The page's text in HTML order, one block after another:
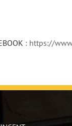
: https://